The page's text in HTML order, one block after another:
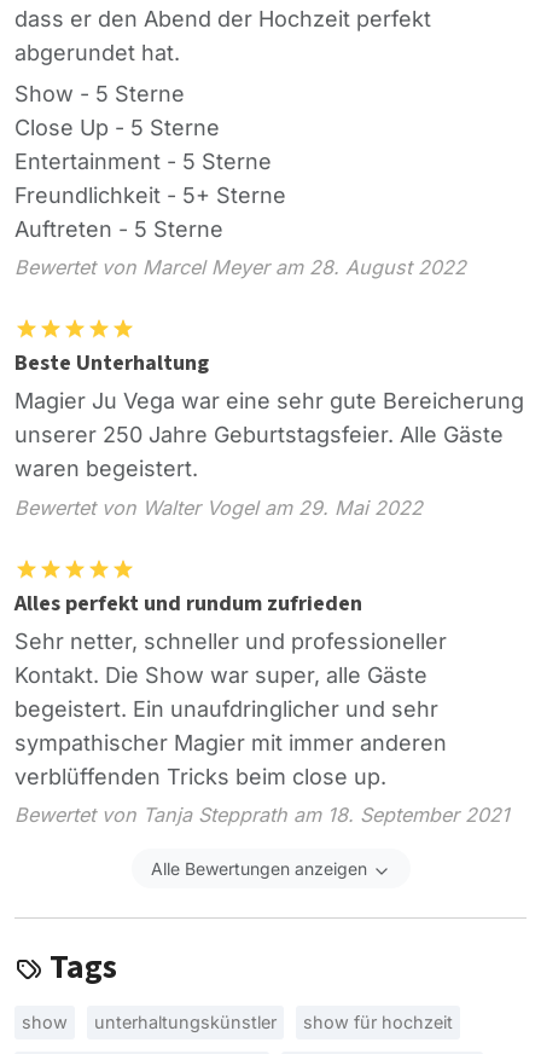
dass er den Abend der Hochzeit perfekt
abgerundet hat.
Show - 5 Sterne
Close Up - 5 Sterne
Entertainment - 5 Sterne
Freundlichkeit - 5+ Sterne
Auftreten - 5 Sterne
Bewertet von Marcel Meyer am 28. August 2022
Beste Unterhaltung
Magier Ju Vega war eine sehr gute Bereicherung
unserer 250 Jahre Geburtstagsfeier. Alle Gäste
waren begeistert.
Bewertet von Walter Vogel am 29. Mai 2022
Alles perfekt und rundum zufrieden
Sehr netter, schneller und professioneller
Kontakt. Die Show war super, alle Gäste
begeistert. Ein unaufdringlicher und sehr
sympathischer Magier mit immer anderen
verblüffenden Tricks beim close up.
Bewertet von Tanja Stepprath am 18. September 2021
Alle Bewertungen anzeigen
Tags
show unterhaltungskünstler show für hochzeit